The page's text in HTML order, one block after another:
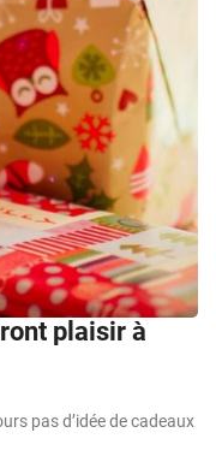
plaisir à
pas d’idée de cadeaux